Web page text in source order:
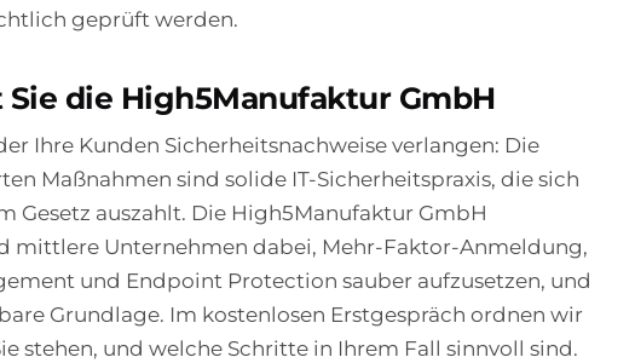
geprüft werden.
die High5Manufaktur GmbH
Ihre Kunden Sicherheitsnachweise verlangen: Die
Maßnahmen sind solide IT-Sicherheitspraxis, die sich
Gesetz auszahlt. Die High5Manufaktur GmbH
mittlere Unternehmen dabei, Mehr-Faktor-Anmeldung,
und Endpoint Protection sauber aufzusetzen, und
Grundlage. Im kostenlosen Erstgespräch ordnen wir
stehen, und welche Schritte in Ihrem Fall sinnvoll sind.